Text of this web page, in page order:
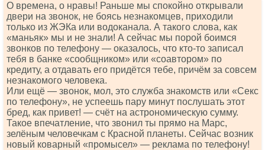
О времена, о нравы! Раньше мы спокойно открывали
двери на звонок, не боясь незнакомцев, приходили
только из ЖЭКа или водоканала. А такого слова, как
«маньяк» мы и не знали! А сейчас мы порой боимся
звонков по телефону — оказалось, что кто-то записал
тебя в банке «сообщником» или «соавтором» по
кредиту, а отдавать его придётся тебе, причём за совсем
незнакомого человека.
Или ещё — звонок, мол, это служба знакомств или «Секс
по телефону», не успеешь пару минут послушать этот
бред, как привет! — счёт на астрономическую сумму.
Такое впечатление, что звонил ты прямо на Марс,
зелёным человечкам с Красной планеты. Сейчас возник
новый коварный «промысел» — реклама по телефону!